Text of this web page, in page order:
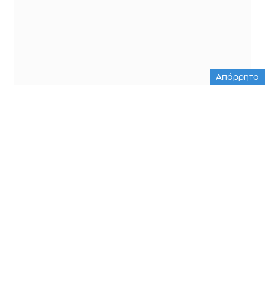
Απόρρητο